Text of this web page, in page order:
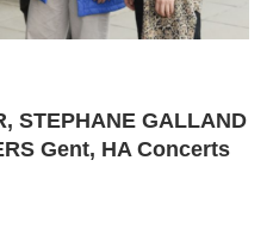
STEPHANE GALLAND
Gent, HA Concerts